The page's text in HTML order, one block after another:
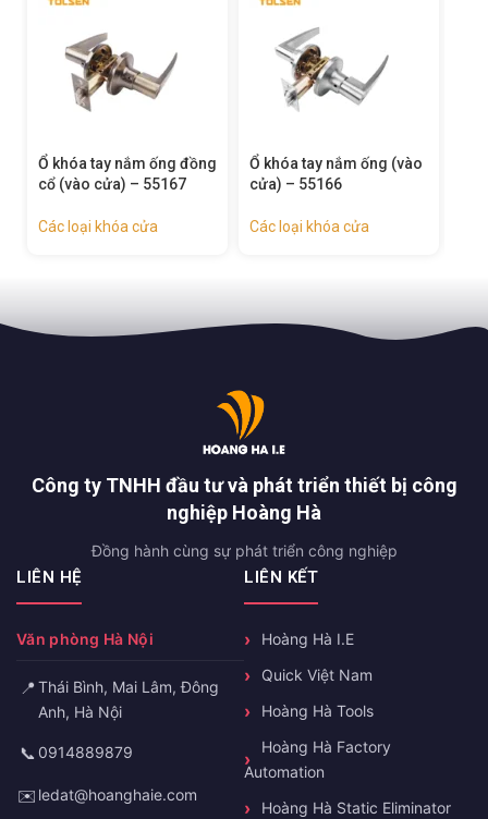
Ổ khóa tay nắm ống đồng
cổ (vào cửa) – 55167
Các loại khóa cửa
Ổ khóa tay nắm ống (vào
cửa) – 55166
Các loại khóa cửa
Công ty TNHH đầu tư và phát triển thiết bị công
nghiệp Hoàng Hà
Đồng hành cùng sự phát triển công nghiệp
LIÊN HỆ
Văn phòng Đà Nẵng
📍 Lô B1-1-33, Khu đô thị
Complex, Lê Văn Duyệt, Sơn
LIÊN KẾT
Hoàng Hà I.E
Quick Việt Nam
Hoàng Hà Tools
Hoàng Hà Factory
Automation
Hoàng Hà Static Eliminator